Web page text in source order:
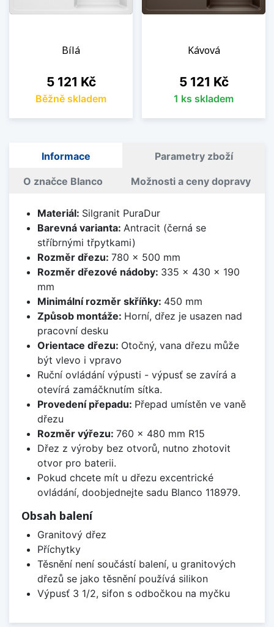
Bílá
Cena
5 121 Kč
Běžně skladem
Kávová
Cena
5 121 Kč
1 ks skladem
Informace Parametry zboží
O značce Blanco Možnosti a ceny dopravy
Materiál: Silgranit PuraDur
Barevná varianta: Antracit (černá se
stříbrnými třpytkami)
Rozměr dřezu: 780 x 500 mm
Rozměr dřezové nádoby: 335 x 430 x 190
mm
Minimální rozměr skříňky: 450 mm
Způsob montáže: Horní, dřez je usazen nad
pracovní desku
Orientace dřezu: Otočný, vana dřezu může
být vlevo i vpravo
Ruční ovládání výpusti - výpusť se zavírá a
otevírá zamáčknutím sítka.
Provedení přepadu: Přepad umístěn ve vaně
dřezu
Rozměr výřezu: 760 x 480 mm R15
Dřez z výroby bez otvorů, nutno zhotovit
otvor pro baterii.
Pokud chcete mít u dřezu excentrické
ovládání, doobjednejte sadu Blanco 118979.
Obsah balení
Granitový dřez
Příchytky
Těsnění není součástí balení, u granitových
dřezů se jako těsnění používá silikon
Výpusť 3 1/2, sifon s odbočkou na myčku